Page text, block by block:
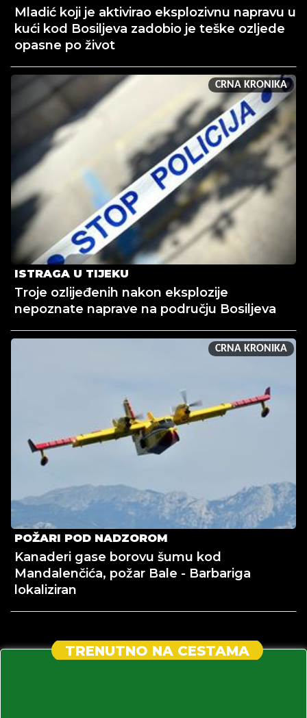
Mladić koji je aktivirao eksplozivnu napravu u
kući kod Bosiljeva zadobio je teške ozljede
opasne po život
CRNA KRONIKA
ISTRAGA U TIJEKU
Troje ozlijeđenih nakon eksplozije
nepoznate naprave na području Bosiljeva
CRNA KRONIKA
POŽARI POD NADZOROM
Kanaderi gase borovu šumu kod
Mandalenčića, požar Bale - Barbariga
lokaliziran
TRENUTNO NA CESTAMA